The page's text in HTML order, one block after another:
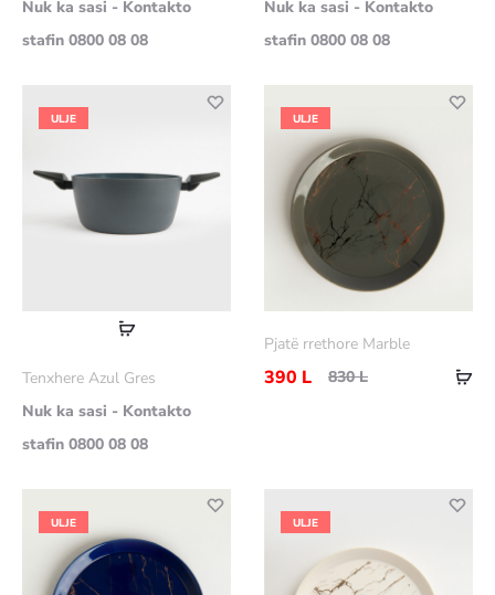
Nuk ka sasi - Kontakto
stafin 0800 08 08
Nuk ka sasi - Kontakto
stafin 0800 08 08
ULJE
Lexoni
Tenxhere Azul Gres
Nuk ka sasi - Kontakto
stafin 0800 08 08
ULJE
Pjatë rrethore Marble
830L
390 L
ULJE ULJE